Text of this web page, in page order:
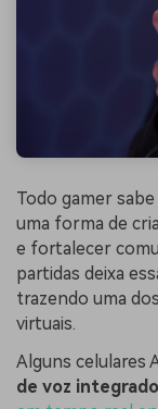
Todo gamer
uma forma de
e fortalecer
partidas deixa
trazendo uma
virtuais.
Alguns celulares
de voz